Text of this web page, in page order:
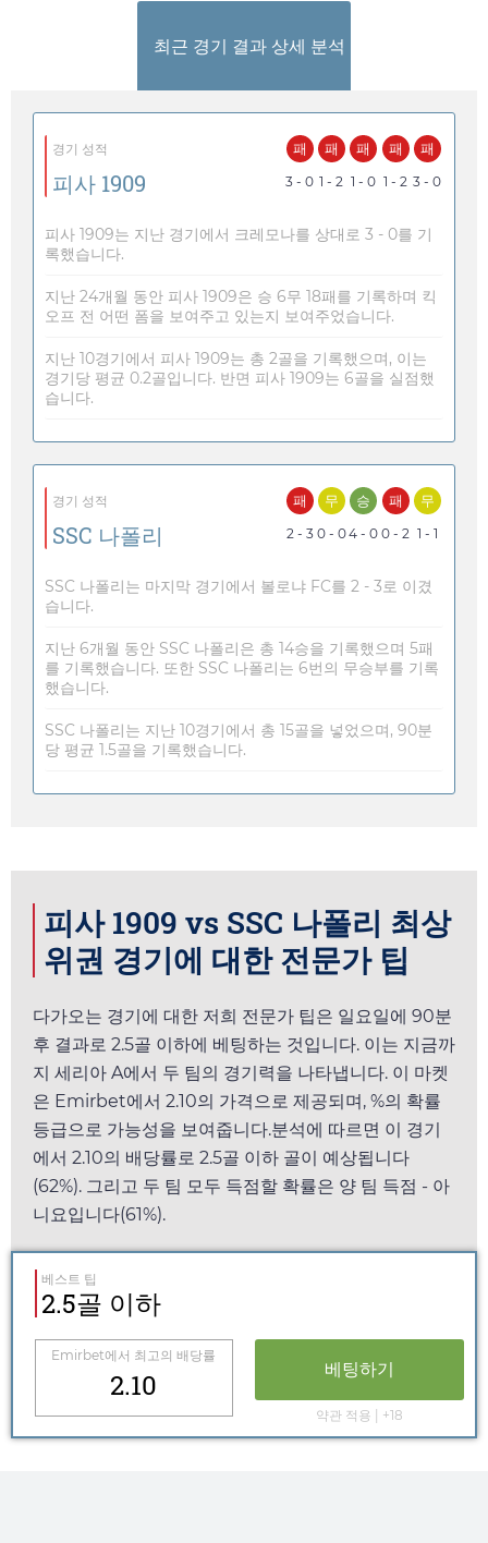
최근 경기 결과 상세 분석
경기 성적
피사 1909
패
3 - 0
패
1 - 2
패
1 - 0
패
1 - 2
패
3 - 0
피사 1909는 지난 경기에서 크레모나를 상대로 3 - 0를 기
록했습니다.
지난 24개월 동안 피사 1909은 승 6무 18패를 기록하며 킥
오프 전 어떤 폼을 보여주고 있는지 보여주었습니다.
지난 10경기에서 피사 1909는 총 2골을 기록했으며, 이는
경기당 평균 0.2골입니다. 반면 피사 1909는 6골을 실점했
습니다.
경기 성적
SSC 나폴리
패
2 - 3
무
0 - 0
승
4 - 0
패
0 - 2
무
1 - 1
SSC 나폴리는 마지막 경기에서 볼로냐 FC를 2 - 3로 이겼
습니다.
지난 6개월 동안 SSC 나폴리은 총 14승을 기록했으며 5패
를 기록했습니다. 또한 SSC 나폴리는 6번의 무승부를 기록
했습니다.
SSC 나폴리는 지난 10경기에서 총 15골을 넣었으며, 90분
당 평균 1.5골을 기록했습니다.
피사 1909 vs SSC 나폴리 최상
위권 경기에 대한 전문가 팁
다가오는 경기에 대한 저희 전문가 팁은 일요일에 90분
후 결과로 2.5골 이하에 베팅하는 것입니다. 이는 지금까
지 세리아 A에서 두 팀의 경기력을 나타냅니다. 이 마켓
은 Emirbet에서 2.10의 가격으로 제공되며, %의 확률
등급으로 가능성을 보여줍니다.분석에 따르면 이 경기
에서 2.10의 배당률로 2.5골 이하 골이 예상됩니다
(62%). 그리고 두 팀 모두 득점할 확률은 양 팀 득점 - 아
니요입니다(61%).
베스트 팁
2.5골 이하
Emirbet에서 최고의 배당률
2.10 베팅하기
약관 적용 | +18